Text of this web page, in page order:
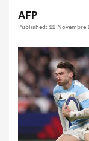
AFP
Published: 22 Novembre